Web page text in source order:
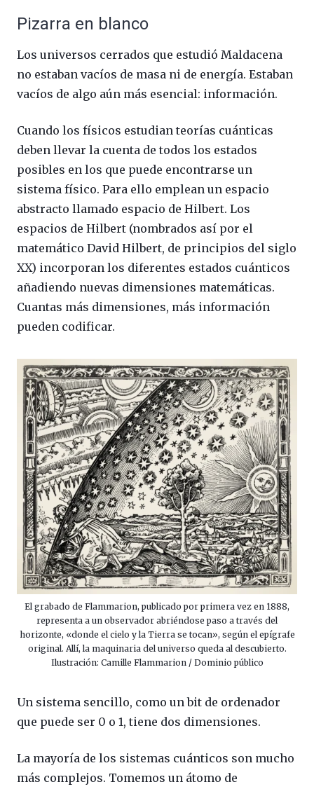
Pizarra en blanco
Los universos cerrados que estudió Maldacena
no estaban vacíos de masa ni de energía. Estaban
vacíos de algo aún más esencial: información.
Cuando los físicos estudian teorías cuánticas
deben llevar la cuenta de todos los estados
posibles en los que puede encontrarse un
sistema físico. Para ello emplean un espacio
abstracto llamado espacio de Hilbert. Los
espacios de Hilbert (nombrados así por el
matemático David Hilbert, de principios del siglo
XX) incorporan los diferentes estados cuánticos
añadiendo nuevas dimensiones matemáticas.
Cuantas más dimensiones, más información
pueden codificar.
El grabado de Flammarion, publicado por primera vez en 1888,
representa a un observador abriéndose paso a través del
horizonte, «donde el cielo y la Tierra se tocan», según el epígrafe
original. Allí, la maquinaria del universo queda al descubierto.
Ilustración: Camille Flammarion / Dominio público
Un sistema sencillo, como un bit de ordenador
que puede ser 0 o 1, tiene dos dimensiones.
La mayoría de los sistemas cuánticos son mucho
más complejos. Tomemos un átomo de